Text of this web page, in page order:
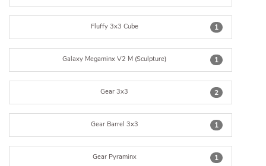
1
Fluffy 3x3 Cube
1
Galaxy Megaminx V2 M (Sculpture)
2
Gear 3x3
1
Gear Barrel 3x3
1
Gear Pyraminx